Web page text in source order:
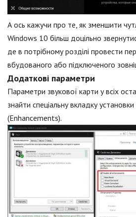
А ось кажучи про те, як зменшити
Windows 10 більш доцільно
де в потрібному розділі провести
вбудованого або підключеного
Додаткові параметри
Параметри звукової карти у всіх
знайти спеціальну вкладку
(Enhancements).